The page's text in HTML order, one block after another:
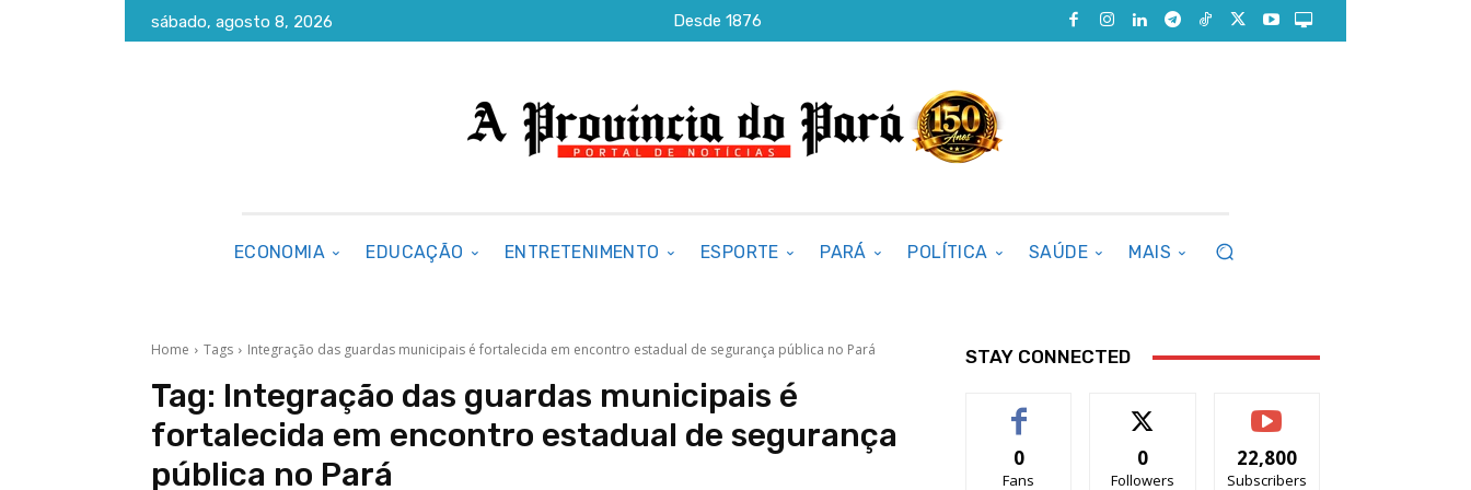
sábado, agosto 8, 2026 Desde 1876
ECONOMIA EDUCAÇÃO ENTRETENIMENTO ESPORTE PARÁ POLÍTICA SAÚDE MAIS
Home Tags Integração das guardas municipais é fortalecida em encontro estadual de segurança pública no Pará
Tag: Integração das guardas municipais é
fortalecida em encontro estadual de segurança
pública no Pará
STAY CONNECTED
0
Fans
0
Followers
22,800
Subscribers